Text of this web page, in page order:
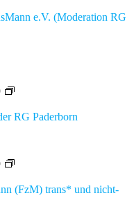
e.V. (Moderation RG
RG Paderborn
(FzM) trans* und nicht-